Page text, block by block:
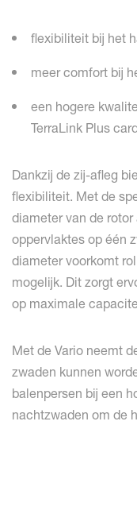
flexibiliteit bij het
meer comfort bij
een hogere
TerraLink Plus
Dankzij de zij-afleg
flexibiliteit. Met de
diameter van de
oppervlaktes op één
diameter voorkomt
mogelijk. Dit zorgt
op maximale
Met de Vario neemt
zwaden kunnen
balenpersen bij een
nachtzwaden om de